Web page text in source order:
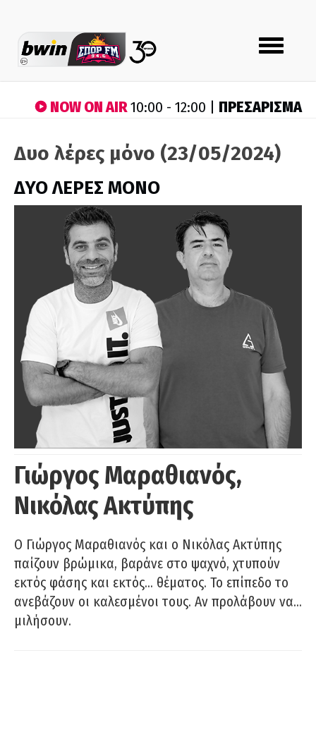
Toggle
navigation
NOW ON AIR10:00 - 12:00 | ΠΡΕΣΑΡΙΣΜΑ
Δυο λέρες μόνο (23/05/2024)
ΔΥΟ ΛΕΡΕΣ ΜΟΝΟ
Γιώργος Μαραθιανός,
Νικόλας Ακτύπης
Ο Γιώργος Μαραθιανός και ο Νικόλας Ακτύπης
παίζουν βρώμικα, βαράνε στο ψαχνό, χτυπούν
εκτός φάσης και εκτός… θέματος. Το επίπεδο το
ανεβάζουν οι καλεσμένοι τους. Αν προλάβουν να…
μιλήσουν.